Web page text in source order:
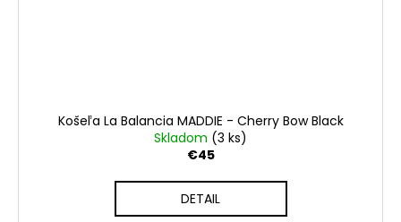
Košeľa La Balancia MADDIE - Cherry Bow Black
Skladom (3 ks)
€45
DETAIL